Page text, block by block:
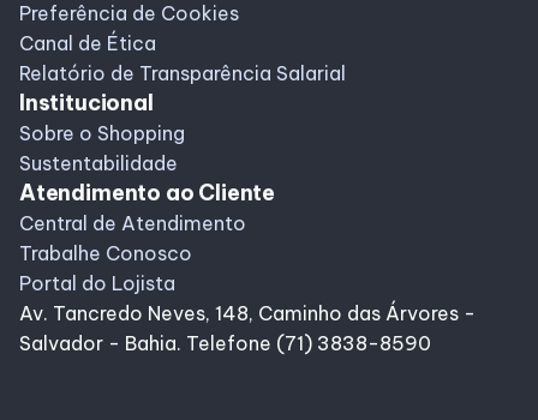
Eventos
Fique por Dentro
Lojas e Restaurantes
Lojas
Preferência de Cookies
Canal de Ética
Relatório de Transparência Salarial
Institucional
Sobre o Shopping
Sustentabilidade
Atendimento ao Cliente
Central de Atendimento
Trabalhe Conosco
Portal do Lojista
Av. Tancredo Neves, 148, Caminho das Árvores -
Salvador - Bahia. Telefone (71) 3838-8590